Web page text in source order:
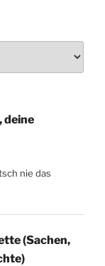
deine
nie das
(Sachen,